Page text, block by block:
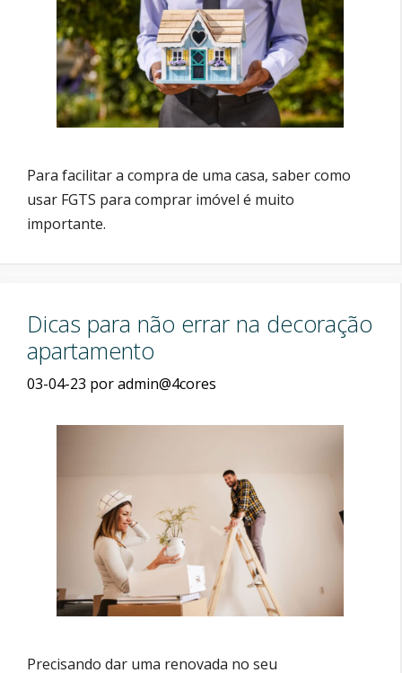
Para facilitar a compra de uma casa, saber como
usar FGTS para comprar imóvel é muito
importante.
Dicas para não errar na decoração
apartamento
03-04-23 poradmin@4cores
Precisando dar uma renovada no seu